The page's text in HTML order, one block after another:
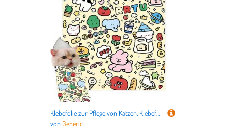
Klebefolie zur Pflege von Katzen, Klebefolie für die Pflege von Katzen | Wicklung für die Fellpflege von Hunden und Katzen – Reinigungstuch für den Bildschirm Cat Claw Care Avv
von Generic